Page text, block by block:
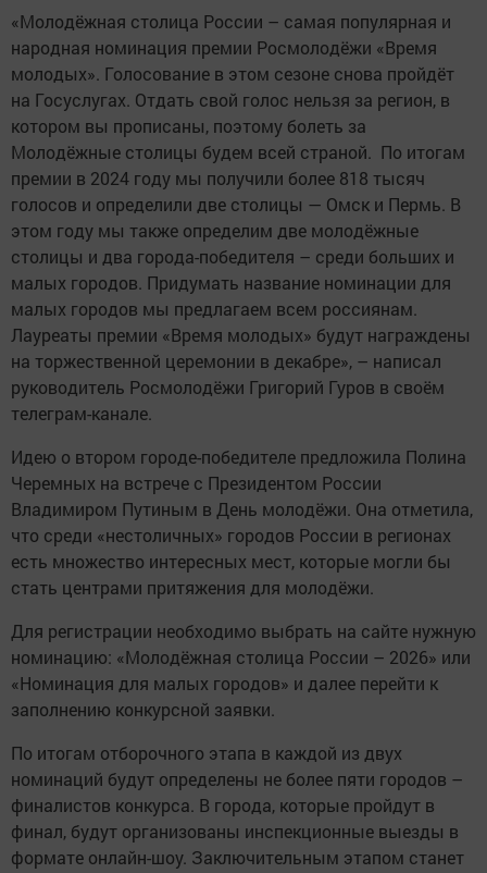
«Молодёжная столица России – самая популярная и
народная номинация премии Росмолодёжи «Время
молодых». Голосование в этом сезоне снова пройдёт
на Госуслугах. Отдать свой голос нельзя за регион, в
котором вы прописаны, поэтому болеть за
Молодёжные столицы будем всей страной. По итогам
премии в 2024 году мы получили более 818 тысяч
голосов и определили две столицы — Омск и Пермь. В
этом году мы также определим две молодёжные
столицы и два города-победителя – среди больших и
малых городов. Придумать название номинации для
малых городов мы предлагаем всем россиянам.
Лауреаты премии «Время молодых» будут награждены
на торжественной церемонии в декабре», – написал
руководитель Росмолодёжи Григорий Гуров в своём
телеграм-канале.
Идею о втором городе-победителе предложила Полина
Черемных на встрече с Президентом России
Владимиром Путиным в День молодёжи. Она отметила,
что среди «нестоличных» городов России в регионах
есть множество интересных мест, которые могли бы
стать центрами притяжения для молодёжи.
Для регистрации необходимо выбрать на сайте нужную
номинацию: «Молодёжная столица России – 2026» или
«Номинация для малых городов» и далее перейти к
заполнению конкурсной заявки.
По итогам отборочного этапа в каждой из двух
номинаций будут определены не более пяти городов –
финалистов конкурса. В города, которые пройдут в
финал, будут организованы инспекционные выезды в
формате онлайн-шоу. Заключительным этапом станет